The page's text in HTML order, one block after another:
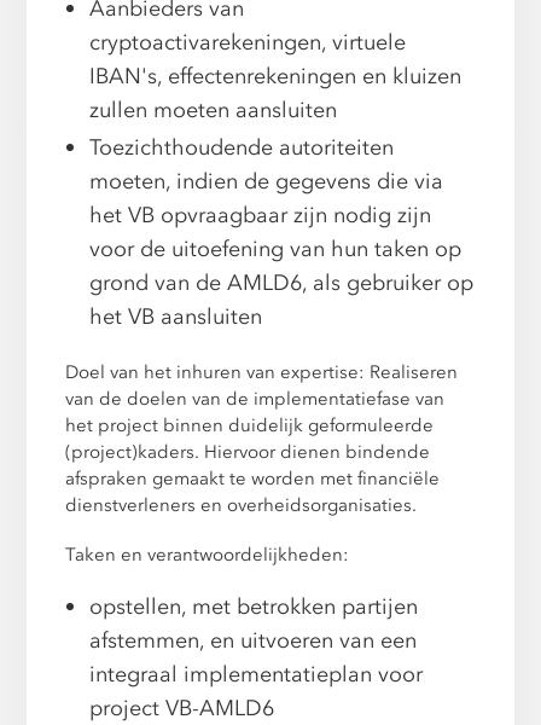
Aanbieders van
cryptoactivarekeningen, virtuele
IBAN's, effectenrekeningen en kluizen
zullen moeten aansluiten
Toezichthoudende autoriteiten
moeten, indien de gegevens die via
het VB opvraagbaar zijn nodig zijn
voor de uitoefening van hun taken op
grond van de AMLD6, als gebruiker op
het VB aansluiten
Doel van het inhuren van expertise: Realiseren
van de doelen van de implementatiefase van
het project binnen duidelijk geformuleerde
(project)kaders. Hiervoor dienen bindende
afspraken gemaakt te worden met financiële
dienstverleners en overheidsorganisaties.
Taken en verantwoordelijkheden:
opstellen, met betrokken partijen
afstemmen, en uitvoeren van een
integraal implementatieplan voor
project VB-AMLD6